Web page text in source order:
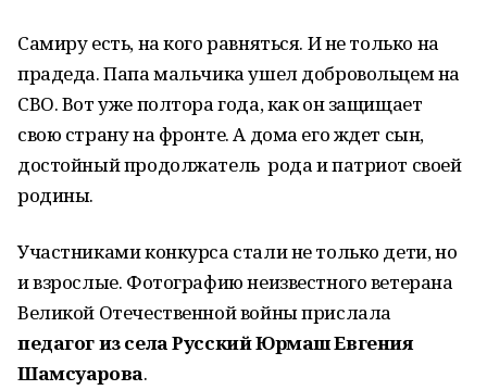
Самиру есть, на кого равняться. И не только на
прадеда. Папа мальчика ушел добровольцем на
СВО. Вот уже полтора года, как он защищает
свою страну на фронте. А дома его ждет сын,
достойный продолжатель рода и патриот своей
родины.
Участниками конкурса стали не только дети, но
и взрослые. Фотографию неизвестного ветерана
Великой Отечественной войны прислала
педагог из села Русский Юрмаш Евгения
Шамсуарова.